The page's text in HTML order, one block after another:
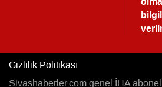
Gizlilik Politikası
Sivashaberler.com genel İHA